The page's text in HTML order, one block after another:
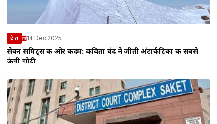
देश 14 Dec 2025
सेवन समिट्स की ओर कदम: कविता चंद ने जीती अंटार्कटिका की सबसे
ऊंची चोटी